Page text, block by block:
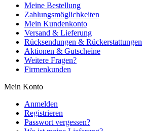
Meine Bestellung
Zahlungsmöglichkeiten
Mein Kundenkonto
Versand & Lieferung
Rücksendungen & Rückerstattungen
Aktionen & Gutscheine
Weitere Fragen?
Firmenkunden
Mein Konto
Anmelden
Registrieren
Passwort vergessen?